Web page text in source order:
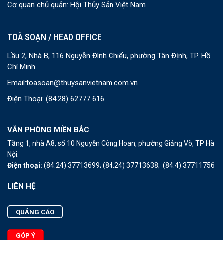
Cơ quan chủ quản: Hội Thủy Sản Việt Nam
TOÀ SOẠN / HEAD OFFICE
Lầu 2, Nhà B, 116 Nguyễn Đình Chiểu, phường Tân Định, TP. Hồ
Chí Minh.
Email:toasoan@thuysanvietnam.com.vn
Điện Thoại: (84.28) 62777 616
VĂN PHÒNG MIỀN BẮC
Tầng 1, nhà A8, số 10 Nguyễn Công Hoan, phường Giảng Võ, TP Hà
Nội.
Điện thoại: (84.24) 37713699; (84.24) 37713638; (84.4) 37711756
LIÊN HỆ
QUẢNG CÁO
GÓP Ý